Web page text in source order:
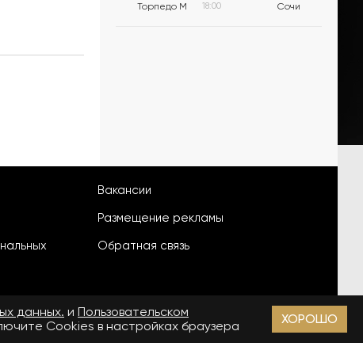
Торпедо М 18:00 Сочи
Вакансии
Размещение рекламы
Обратная связь
18+
данных. и Пользовательском
Cookies в настройках браузера ХОРОШО